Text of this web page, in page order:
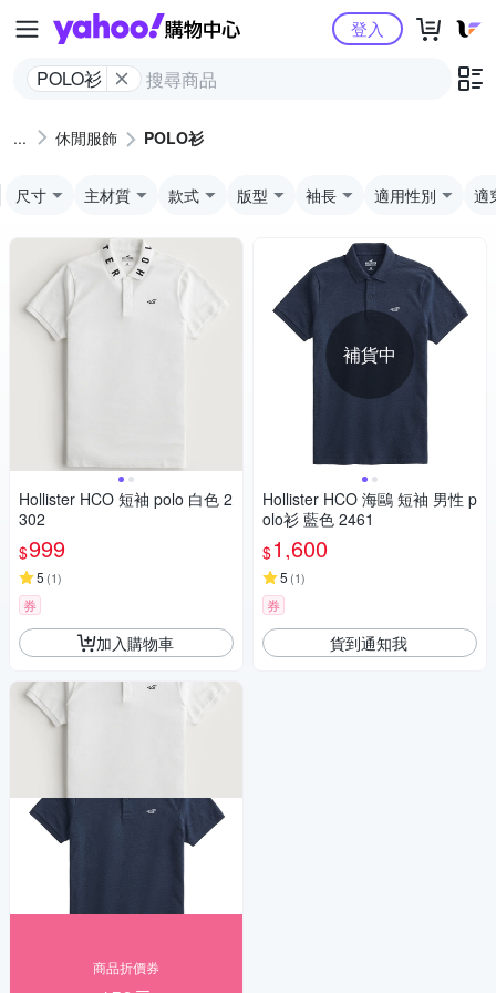
Yahoo購物中心
POLO衫
登入
休閒服飾 POLO衫
尺寸 主材質 款式 版型 袖長 適用性別 適
Hollister HCO 短袖 polo 白色 2
302
$999
5 (1)
券
加入購物車
商品折價券
補貨中
Hollister HCO 海鷗 短袖 男性 p
olo衫 藍色 2461
$1,600
5 (1)
券
貨到通知我